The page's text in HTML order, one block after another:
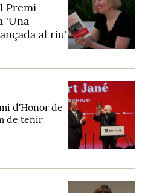
Premi
'Una
al riu'
d'Honor de
de tenir